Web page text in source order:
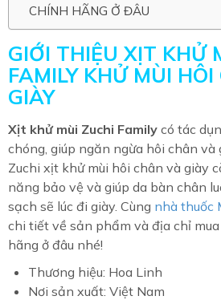
CHÍNH HÃNG Ở ĐÂU
GIỚI THIỆU XỊT KHỬ
FAMILY KHỬ MÙI
GIÀY
Xịt khử mùi Zuchi Family có tác
chóng, giúp ngăn ngừa hôi chân và
Zuchi xịt khử mùi hôi chân và giày
năng bảo vệ và giúp da bàn chân
sạch sẽ lúc đi giày. Cùng nhà thuốc
chi tiết về sản phẩm và địa chỉ
hãng ở đâu nhé!
Thương hiệu: Hoa Linh
Nơi sản xuất: Việt Nam